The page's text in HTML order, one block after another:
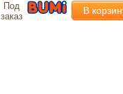
Под
заказ
В